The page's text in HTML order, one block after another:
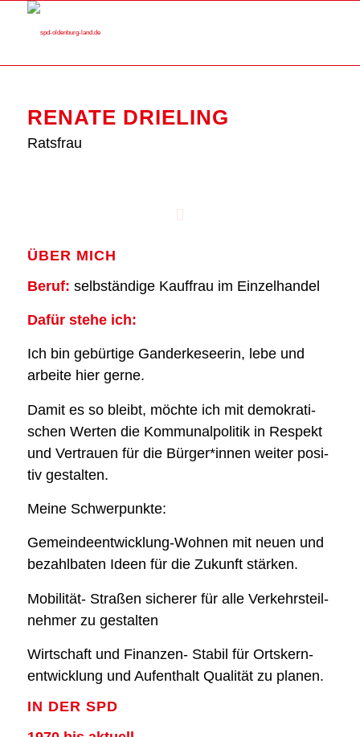
RENA­TE DRIE­LING
Rats­frau
ÜBER MICH
Beruf: selb­stän­di­ge Kauf­frau im Ein­zel­han­del
Dafür ste­he ich:
Ich bin gebür­ti­ge Gan­der­ke­see­rin, lebe und
arbei­te hier ger­ne.
Damit es so bleibt, möch­te ich mit demo­kra­ti­
schen Wer­ten die Kom­mu­nal­po­li­tik in Respekt
und Ver­trau­en für die Bürger*innen wei­ter posi­
tiv gestal­ten.
Mei­ne Schwer­punk­te:
Gemein­de­ent­wick­lung-Woh­nen mit neu­en und
bezahl­ba­ten Ideen für die Zukunft stär­ken.
Mobi­li­tät- Stra­ßen siche­rer für alle Ver­kehrs­teil­
neh­mer zu gestal­ten
Wirt­schaft und Finan­zen- Sta­bil für Orts­kern­
ent­wick­lung und Auf­ent­halt Qua­li­tät zu pla­nen.
IN DER SPD